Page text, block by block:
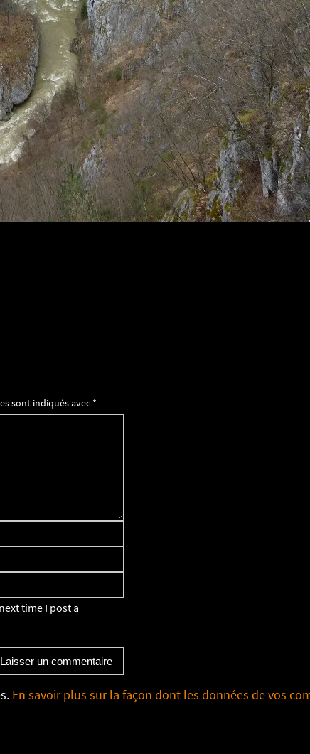
sont indiqués avec *
time I post a
En savoir plus sur la façon dont les données de vos